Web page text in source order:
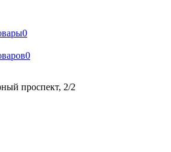
0
0
проспект, 2/2